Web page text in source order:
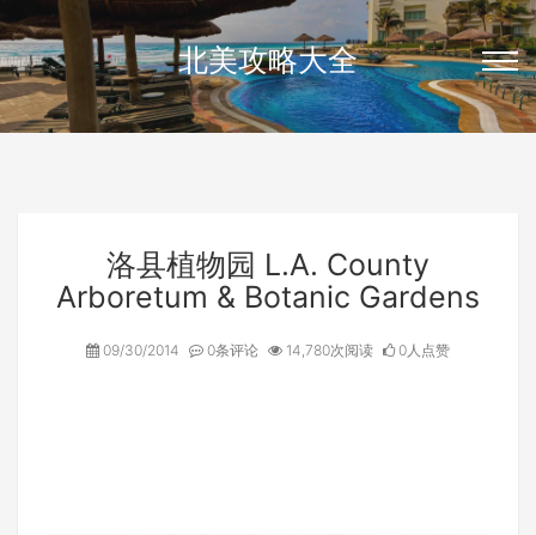
北美攻略大全
洛县植物园 L.A. County
Arboretum & Botanic Gardens
09/30/2014 0条评论 14,780次阅读 0人点赞